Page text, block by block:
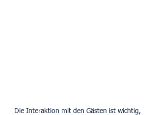
Die Interaktion mit den Gästen ist wichtig,